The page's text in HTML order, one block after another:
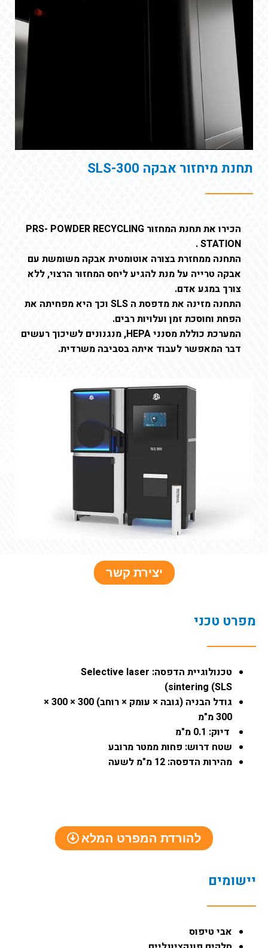
תחנת מיחזור אבקה SLS-300
הכירו את תחנת המחזור PRS- POWDER RECYCLING
STATION .
התחנה ממחזרת בצורה אוטומטית אבקה משומשת עם
אבקה טרייה על מנת להגיע ליחס המחזור הרצוי, ללא
צורך במגע אדם.
התחנה מזינה את מדפסת ה SLS וכך היא מפחיתה את
הפחת וחוסכת זמן ועלויות רבים.
המערכת כוללת מסנני HEPA, מנגנונים לשיכוך רעשים
דבר המאפשר לעבוד איתה בסביבה משרדית.
יצירת קשר
מפרט טכני
טכנולוגיית הדפסה: Selective laser
sintering (SLS)
גודל הבניה (גובה × עומק × רוחב) 300 × 300 ×
300 מ"מ
דיוק: 0.1 מ"מ
שטח דרוש: פחות ממטר מרובע
מהירות הדפסה: 12 מ"מ לשעה
להורדת המפרט המלא
יישומים
אבי טיפוס